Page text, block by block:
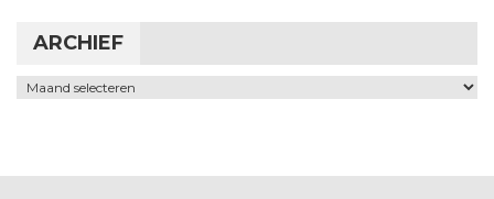
ARCHIEF
Archief